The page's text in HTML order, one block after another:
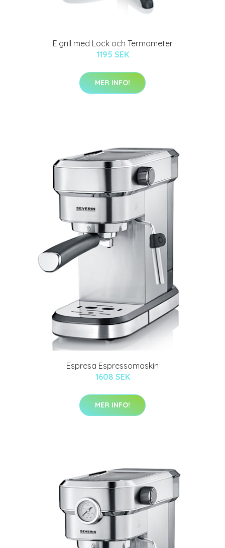
Elgrill med Lock och Termometer
1195 SEK
MER INFO!
Espresa Espressomaskin
1608 SEK
MER INFO!